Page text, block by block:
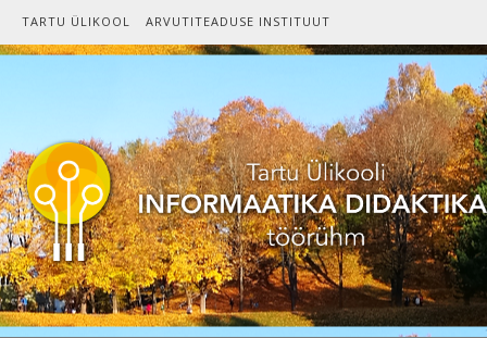
Skip to content
TARTU ÜLIKOOL ARVUTITEADUSE INSTITUUT